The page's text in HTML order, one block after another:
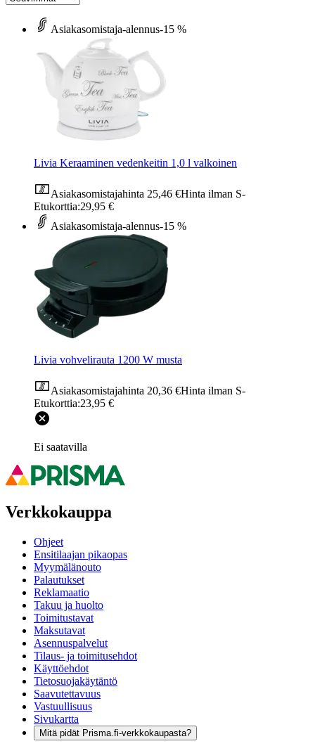
Asiakasomistaja-alennus-15 %
Livia Keraaminen vedenkeitin 1,0 l valkoinen
Asiakasomistajahinta 25,46 €Hinta ilman S-
Etukorttia:29,95 €
Asiakasomistaja-alennus-15 %
Livia vohvelirauta 1200 W musta
Asiakasomistajahinta 20,36 €Hinta ilman S-
Etukorttia:23,95 €
Ei saatavilla
Verkkokauppa
Ohjeet
Ensitilaajan pikaopas
Myymälänouto
Palautukset
Reklamaatio
Takuu ja huolto
Toimitustavat
Maksutavat
Asennuspalvelut
Tilaus- ja toimitusehdot
Käyttöehdot
Tietosuojakäytäntö
Saavutettavuus
Vastuullisuus
Sivukartta
Mitä pidät Prisma.fi-verkkokaupasta?